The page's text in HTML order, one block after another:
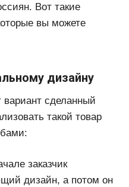
Вот такие
вы можете
дизайну
вариант сделанный
такой товар
заказчик
дизайн, а потом он